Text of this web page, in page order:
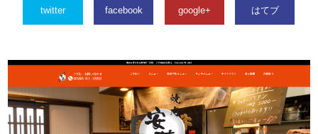
twitter facebook google+ はてブ